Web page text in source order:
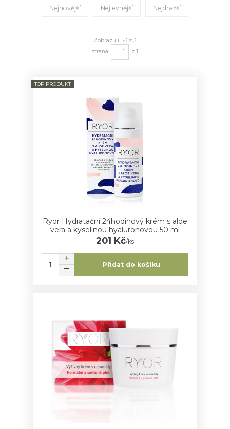
Nejnovější Nejlevnější Nejdražší
Zobrazuji 1-3 z 3
strana
z 1
TOP PRODUKT
Ryor Hydratační 24hodinový krém s aloe
vera a kyselinou hyaluronovou 50 ml
201 Kč/ks
Přidat do košíku